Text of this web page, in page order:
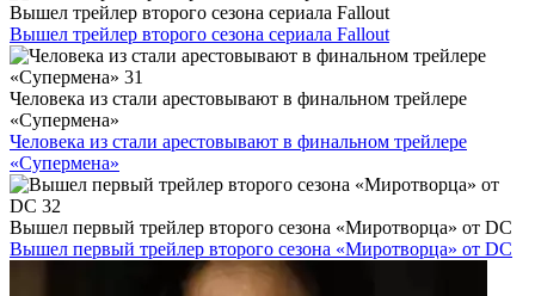
Вышел трейлер второго сезона сериала Fallout
Вышел трейлер второго сезона сериала Fallout
Человека из стали арестовывают в финальном трейлере
«Супермена»
Человека из стали арестовывают в финальном трейлере
«Супермена»
Вышел первый трейлер второго сезона «Миротворца» от DC
Вышел первый трейлер второго сезона «Миротворца» от DC